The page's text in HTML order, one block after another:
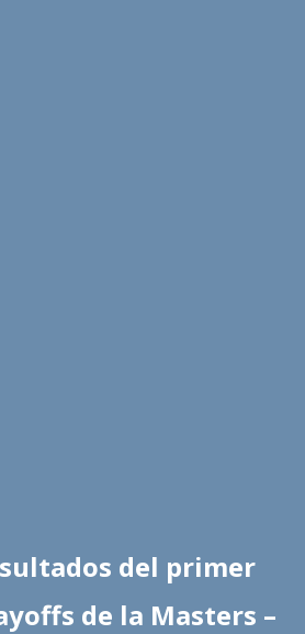
del primer
de la Masters –